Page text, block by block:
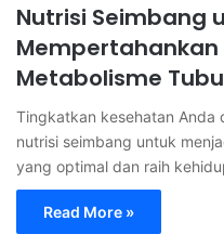
Nutrisi Seimbang
Metabolisme
Tingkatkan kesehatan Anda
nutrisi seimbang untuk
yang optimal dan raih
Read More »